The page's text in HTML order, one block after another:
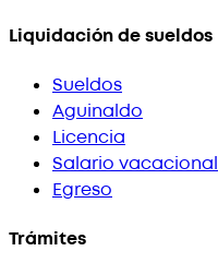
Liquidación de sueldos
Sueldos
Aguinaldo
Licencia
Salario vacacional
Egreso
Trámites